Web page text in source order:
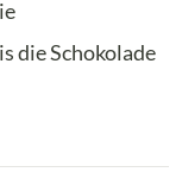
die Schokolade